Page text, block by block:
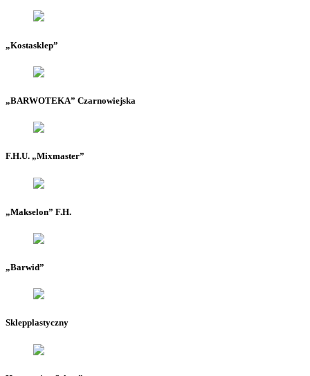
„Kostasklep”
„BARWOTEKA” Czarnowiejska
F.H.U. „Mixmaster”
„Makselon” F.H.
„Barwid”
Sklepplastyczny